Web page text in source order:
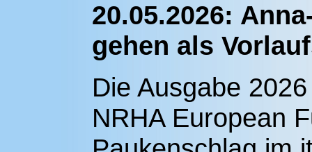
20.05.2026:
gehen als
Die Ausgabe
NRHA European